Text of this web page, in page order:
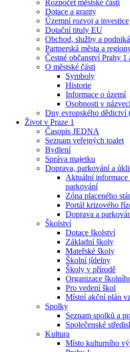
Rozpočet městské části
Dotace a granty
Územní rozvoj a investice
Dotační tituly EU
Obchod, služby a
Partnerská města a
Čestné občanství Prahy 1
O městské části
Symboly
Historie
Informace o území
Osobnosti v
Dny evropského dědictví
Život v Praze 1
Časopis JEDNA
Seznam veřejných toalet
Bydlení
Správa majetku
Doprava, parkování a
Aktuální informace
parkování
Zóna placeného
Portál krizového
Doprava a
Školství
Dotace školství
Základní školy
Mateřské školy
Školní jídelny
Školy v přírodě
Organizace
Pro vedení škol
Místní akční plán
Spolky
Seznam spolků a
Společenské
Kultura
Místo kulturního